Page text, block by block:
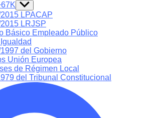
Show
sub
menu
LPACAP
LRJSP
Básico Empleado Público
del Gobierno
Unión Europea
de Régimen Local
del Tribunal Constitucional